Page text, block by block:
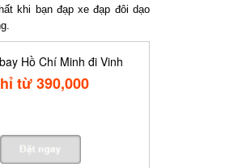
khi bạn đạp xe đạp đôi dạo
Hồ Chí Minh đi Vinh
từ 390,000